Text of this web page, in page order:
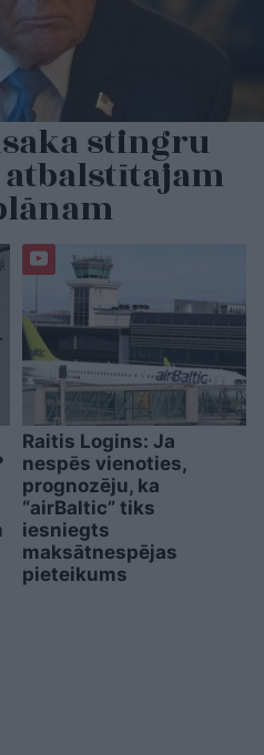
stingru
atbalstītajam
Raitis Logins: Ja
nespēs vienoties,
prognozēju, ka
“airBaltic” tiks
iesniegts
maksātnespējas
pieteikums